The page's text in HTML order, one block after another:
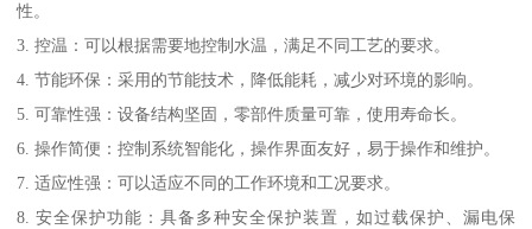
性。
3. 控温：可以根据需要地控制水温，满足不同工艺的要求。
4. 节能环保：采用的节能技术，降低能耗，减少对环境的影响。
5. 可靠性强：设备结构坚固，零部件质量可靠，使用寿命长。
6. 操作简便：控制系统智能化，操作界面友好，易于操作和维护。
7. 适应性强：可以适应不同的工作环境和工况要求。
8. 安全保护功能：具备多种安全保护装置，如过载保护、漏电保